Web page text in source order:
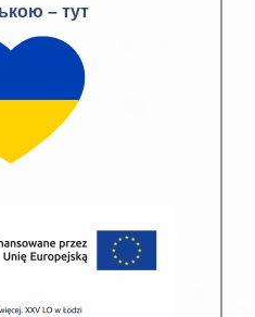
– тут